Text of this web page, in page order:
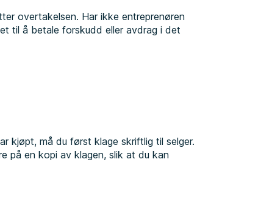
overtakelsen. Har ikke entreprenøren
til å betale forskudd eller avdrag i det
kjøpt, må du først klage skriftlig til selger.
på en kopi av klagen, slik at du kan